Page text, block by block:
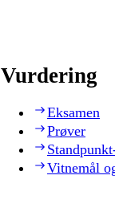
Vurdering
Eksamen
Prøver
Vitnemål